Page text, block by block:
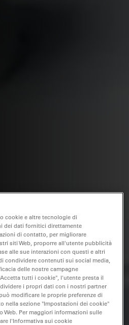
cookie e altre tecnologie di
dei dati fornitici direttamente
di contatto, per migliorare
siti Web, proporre all'utente pubblicità
alle sue interazioni con questi e altri
condividere contenuti sui social media,
delle nostre campagne
tutti i cookie", l'utente presta il
i propri dati con i nostri partner
modificare le proprie preferenze di
nella sezione "Impostazioni dei cookie"
Web. Per maggiori informazioni sulle
l'Informativa sui cookie